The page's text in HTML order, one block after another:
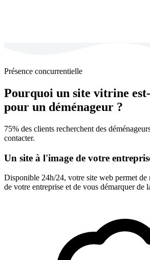
Présence concurrentielle
Pourquoi un site vitrine
pour un déménageur ?
75% des clients recherchent des
contacter.
Un site à l'image de votre
Disponible 24h/24, votre site web permet
de votre entreprise et de vous démarquer de